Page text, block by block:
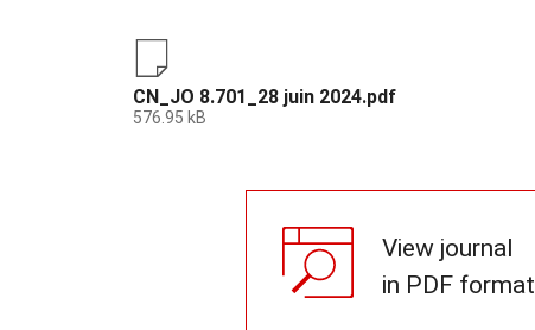
CN_JO 8.701_28 juin 2024.pdf
576.95 kB
View journal
in PDF format